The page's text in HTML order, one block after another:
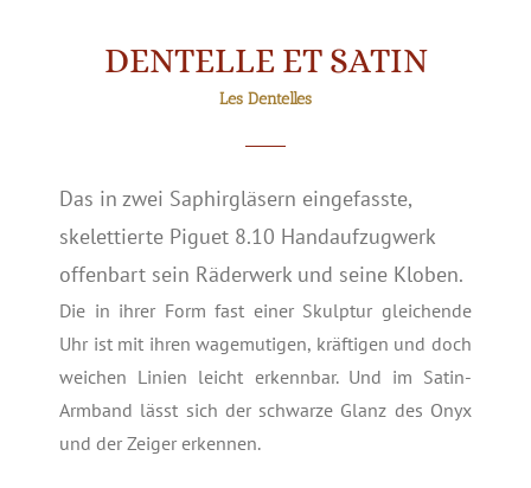
DENTELLE ET SATIN
Les Dentelles
Das in zwei Saphirgläsern eingefasste,
skelettierte Piguet 8.10 Handaufzugwerk
offenbart sein Räderwerk und seine Kloben.
Die in ihrer Form fast einer Skulptur gleichende
Uhr ist mit ihren wagemutigen, kräftigen und doch
weichen Linien leicht erkennbar. Und im Satin-
Armband lässt sich der schwarze Glanz des Onyx
und der Zeiger erkennen.